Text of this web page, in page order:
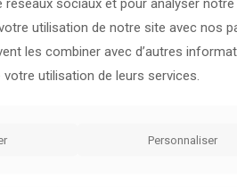
à Mayotte et mère de six
les papiers de mes enfants et
administrative, en Petite-
Le Maria Galanta » pour un
utilisation de notre site avec nos
les combiner avec d’autres
utilisation de leurs services.
Personnaliser